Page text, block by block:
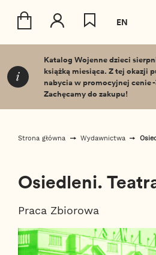
T_SKIP_TO
EN
Katalog Wojenne dzieci
książką miesiąca. Z tej okazji
nabycia w promocyjnej cenie
Zachęcamy do zakupu!
Strona główna Wydawnictwa
Osiedleni.
Praca Zbiorowa